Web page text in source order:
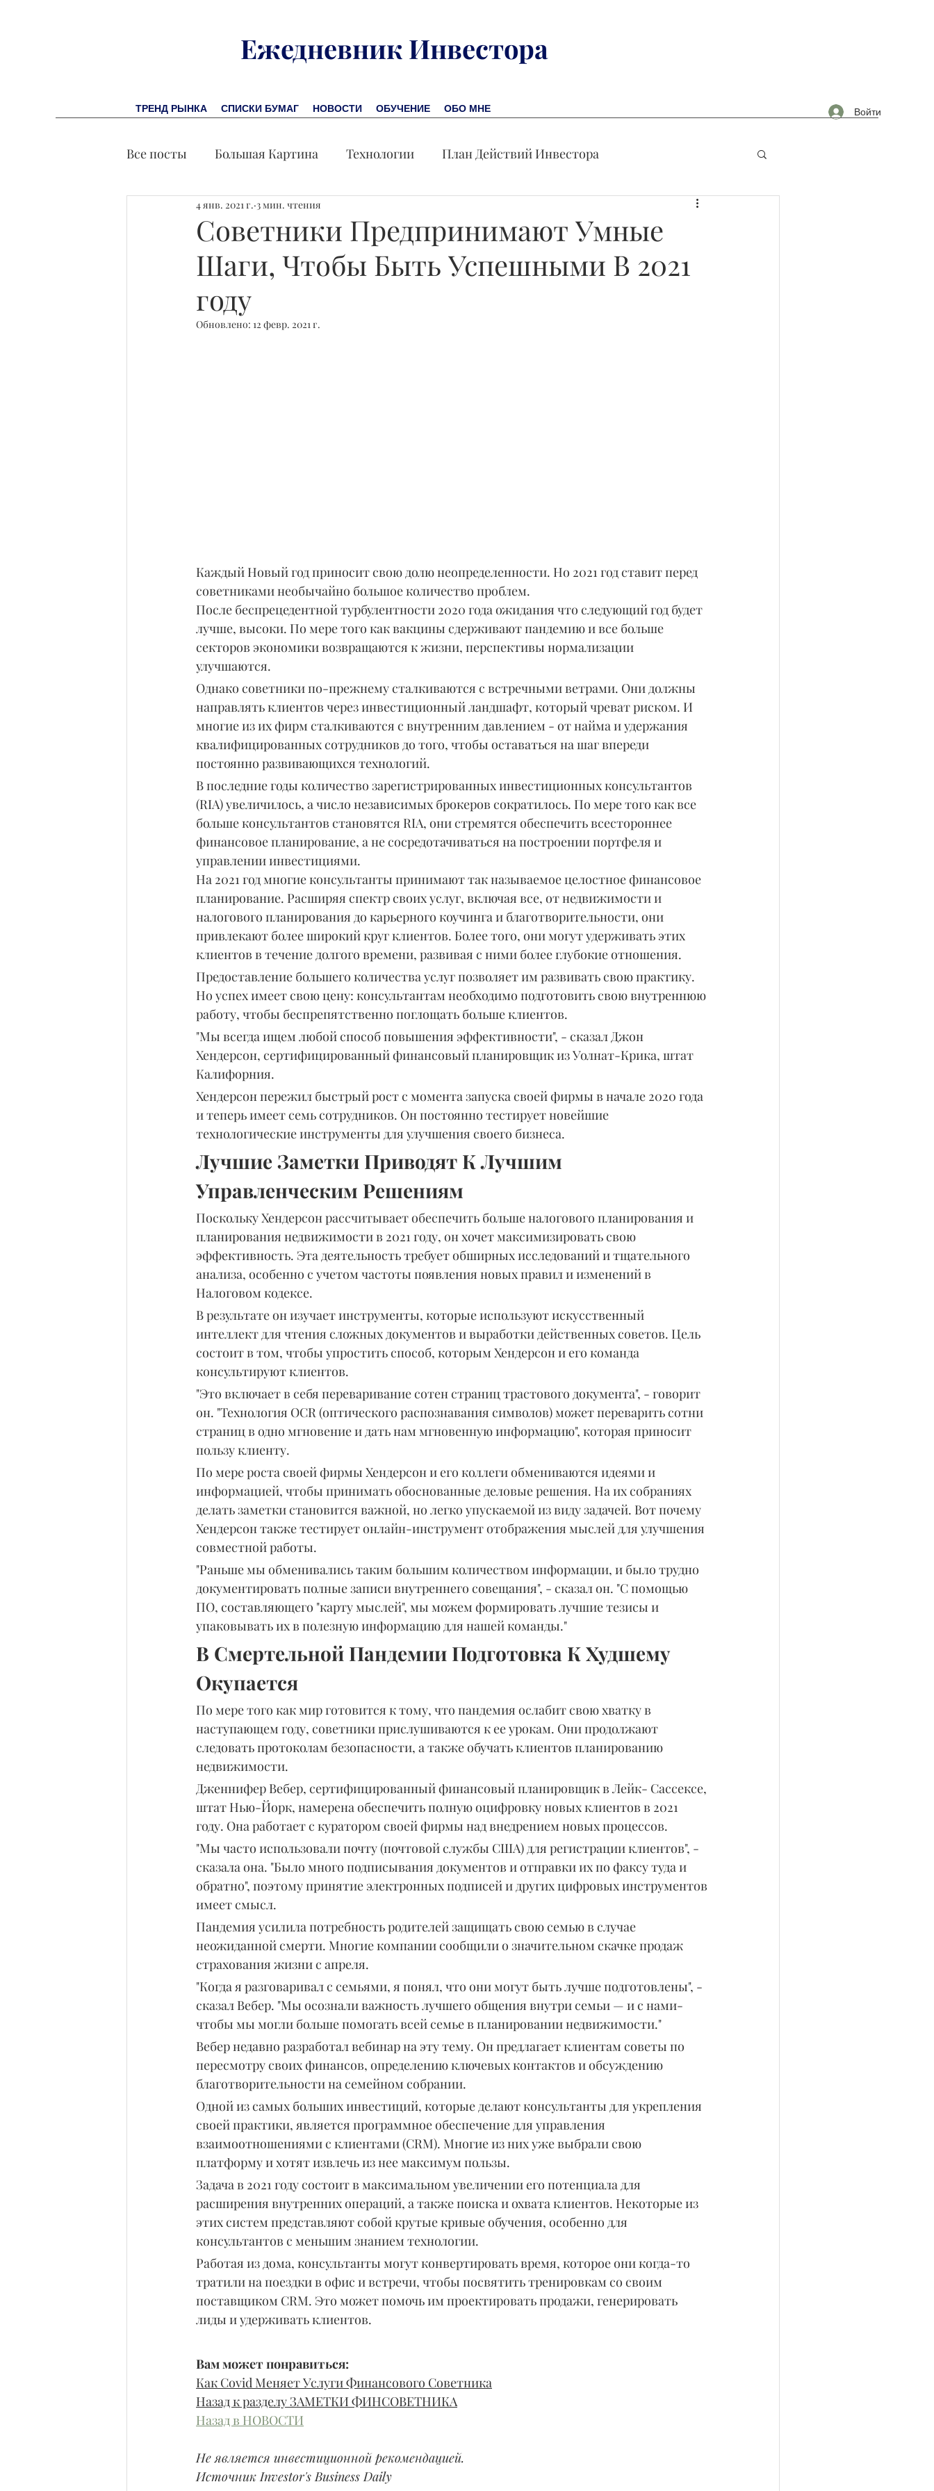
Ежедневник Инвестора
ТРЕНД РЫНКА СПИСКИ БУМАГ НОВОСТИ ОБУЧЕНИЕ ОБО МНЕ Войти
Все посты Большая Картина Технологии План Действий Инвестора
Заметки финсоветника Промышленность
Лидеры И Успех Экономика Акция дня
Советники Предпринимают Умные
Шаги, Чтобы Быть Успешными В 2021
году
4 янв. 2021 г. 3 мин. чтения
Обновлено: 12 февр. 2021 г.
Каждый Новый год приносит свою долю неопределенности. Но 2021 год ставит перед
советниками необычайно большое количество проблем.
После беспрецедентной турбулентности 2020 года ожидания что следующий год будет
лучше, высоки. По мере того как вакцины сдерживают пандемию и все больше
секторов экономики возвращаются к жизни, перспективы нормализации
улучшаются.
Однако советники по-прежнему сталкиваются с встречными ветрами. Они должны
направлять клиентов через инвестиционный ландшафт, который чреват риском. И
многие из их фирм сталкиваются с внутренним давлением - от найма и удержания
квалифицированных сотрудников до того, чтобы оставаться на шаг впереди
постоянно развивающихся технологий.
В последние годы количество зарегистрированных инвестиционных консультантов
(RIA) увеличилось, а число независимых брокеров сократилось. По мере того как все
больше консультантов становятся RIA, они стремятся обеспечить всестороннее
финансовое планирование, а не сосредотачиваться на построении портфеля и
управлении инвестициями.
На 2021 год многие консультанты принимают так называемое целостное финансовое
планирование. Расширяя спектр своих услуг, включая все, от недвижимости и
налогового планирования до карьерного коучинга и благотворительности, они
привлекают более широкий круг клиентов. Более того, они могут удерживать этих
клиентов в течение долгого времени, развивая с ними более глубокие отношения.
Предоставление большего количества услуг позволяет им развивать свою практику.
Но успех имеет свою цену: консультантам необходимо подготовить свою внутреннюю
работу, чтобы беспрепятственно поглощать больше клиентов.
"Мы всегда ищем любой способ повышения эффективности", - сказал Джон
Хендерсон, сертифицированный финансовый планировщик из Уолнат-Крика, штат
Калифорния.
Хендерсон пережил быстрый рост с момента запуска своей фирмы в начале 2020 года
и теперь имеет семь сотрудников. Он постоянно тестирует новейшие
технологические инструменты для улучшения своего бизнеса.
Лучшие Заметки Приводят К Лучшим
Управленческим Решениям
Поскольку Хендерсон рассчитывает обеспечить больше налогового планирования и
планирования недвижимости в 2021 году, он хочет максимизировать свою
эффективность. Эта деятельность требует обширных исследований и тщательного
анализа, особенно с учетом частоты появления новых правил и изменений в
Налоговом кодексе.
В результате он изучает инструменты, которые используют искусственный
интеллект для чтения сложных документов и выработки действенных советов. Цель
состоит в том, чтобы упростить способ, которым Хендерсон и его команда
консультируют клиентов.
"Это включает в себя переваривание сотен страниц трастового документа", - говорит
он. "Технология OCR (оптического распознавания символов) может переварить сотни
страниц в одно мгновение и дать нам мгновенную информацию", которая приносит
пользу клиенту.
По мере роста своей фирмы Хендерсон и его коллеги обмениваются идеями и
информацией, чтобы принимать обоснованные деловые решения. На их собраниях
делать заметки становится важной, но легко упускаемой из виду задачей. Вот почему
Хендерсон также тестирует онлайн-инструмент отображения мыслей для улучшения
совместной работы.
"Раньше мы обменивались таким большим количеством информации, и было трудно
документировать полные записи внутреннего совещания", - сказал он. "С помощью
ПО, составляющего "карту мыслей", мы можем формировать лучшие тезисы и
упаковывать их в полезную информацию для нашей команды."
В Смертельной Пандемии Подготовка К Худшему
Окупается
По мере того как мир готовится к тому, что пандемия ослабит свою хватку в
наступающем году, советники прислушиваются к ее урокам. Они продолжают
следовать протоколам безопасности, а также обучать клиентов планированию
недвижимости.
Дженнифер Вебер, сертифицированный финансовый планировщик в Лейк- Сассексе,
штат Нью-Йорк, намерена обеспечить полную оцифровку новых клиентов в 2021
году. Она работает с куратором своей фирмы над внедрением новых процессов.
"Мы часто использовали почту (почтовой службы США) для регистрации клиентов", -
сказала она. "Было много подписывания документов и отправки их по факсу туда и
обратно", поэтому принятие электронных подписей и других цифровых инструментов
имеет смысл.
Пандемия усилила потребность родителей защищать свою семью в случае
неожиданной смерти. Многие компании сообщили о значительном скачке продаж
страхования жизни с апреля.
"Когда я разговаривал с семьями, я понял, что они могут быть лучше подготовлены", -
сказал Вебер. "Мы осознали важность лучшего общения внутри семьи — и с нами-
чтобы мы могли больше помогать всей семье в планировании недвижимости."
Вебер недавно разработал вебинар на эту тему. Он предлагает клиентам советы по
пересмотру своих финансов, определению ключевых контактов и обсуждению
благотворительности на семейном собрании.
Одной из самых больших инвестиций, которые делают консультанты для укрепления
своей практики, является программное обеспечение для управления
взаимоотношениями с клиентами (CRM). Многие из них уже выбрали свою
платформу и хотят извлечь из нее максимум пользы.
Задача в 2021 году состоит в максимальном увеличении его потенциала для
расширения внутренних операций, а также поиска и охвата клиентов. Некоторые из
этих систем представляют собой крутые кривые обучения, особенно для
консультантов с меньшим знанием технологии.
Работая из дома, консультанты могут конвертировать время, которое они когда-то
тратили на поездки в офис и встречи, чтобы посвятить тренировкам со своим
поставщиком CRM. Это может помочь им проектировать продажи, генерировать
лиды и удерживать клиентов.
Вам может понравиться:
Как Covid Меняет Услуги Финансового Советника
Назад к разделу ЗАМЕТКИ ФИНСОВЕТНИКА
Назад в НОВОСТИ
Не является инвестиционной рекомендацией.
Источник Investor's Business Daily